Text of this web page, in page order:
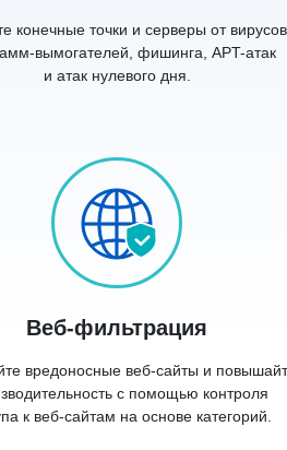
конечные точки и серверы от
вымогателей, фишинга, APT-атак
и атак нулевого дня.
Веб-фильтрация
вредоносные веб-сайты и
с помощью контроля
к веб-сайтам на основе категорий.